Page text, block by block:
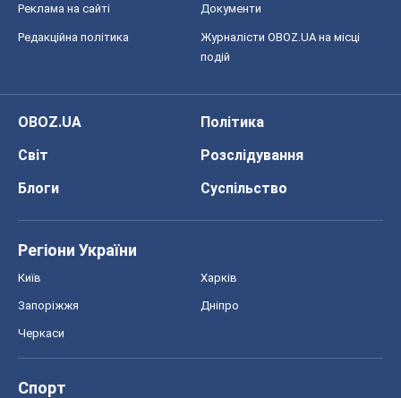
Реклама на сайті Документи
Редакційна політика
Журналісти OBOZ.UA на місці
подій
OBOZ.UA
Політика
Світ
Розслідування
Блоги
Суспільство
Регіони України
Київ Харків
Запоріжжя Дніпро
Черкаси
Спорт